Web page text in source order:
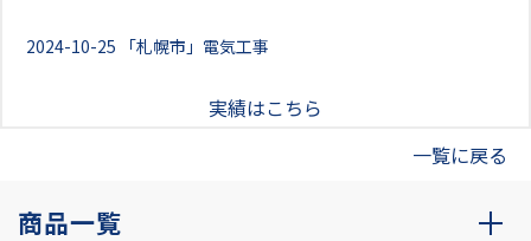
2024-10-25 「札幌市」電気工事
実績はこちら
一覧に戻る
商品一覧